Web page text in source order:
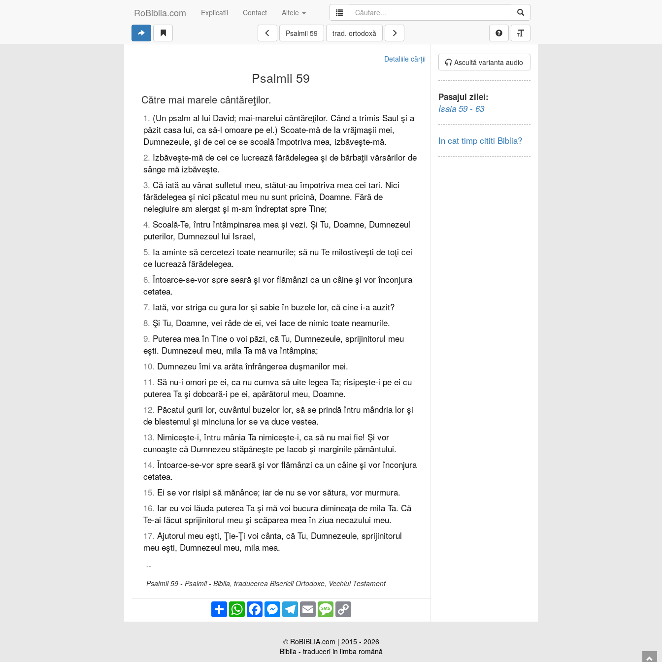
RoBiblia.com Explicatii Contact Altele
Psalmii 59 trad. ortodoxă
Detaliile cărții
Psalmii 59
Către mai marele cântăreţilor.
1. (Un psalm al lui David; mai-marelui cântăreţilor. Când a trimis Saul şi a
păzit casa lui, ca să-l omoare pe el.) Scoate-mă de la vrăjmaşii mei,
Dumnezeule, şi de cei ce se scoală împotriva mea, izbăveşte-mă.
2. Izbăveşte-mă de cei ce lucrează fărădelegea şi de bărbaţii vărsărilor de
sânge mă izbăveşte.
3. Că iată au vânat sufletul meu, stătut-au împotriva mea cei tari. Nici
fărădelegea şi nici păcatul meu nu sunt pricină, Doamne. Fără de
nelegiuire am alergat şi m-am îndreptat spre Tine;
4. Scoală-Te, întru întâmpinarea mea şi vezi. Şi Tu, Doamne, Dumnezeul
puterilor, Dumnezeul lui Israel,
5. Ia aminte să cercetezi toate neamurile; să nu Te milostiveşti de toţi cei
ce lucrează fărădelegea.
6. Întoarce-se-vor spre seară şi vor flămânzi ca un câine şi vor înconjura
cetatea.
7. Iată, vor striga cu gura lor şi sabie în buzele lor, că cine i-a auzit?
8. Şi Tu, Doamne, vei râde de ei, vei face de nimic toate neamurile.
9. Puterea mea în Tine o voi păzi, că Tu, Dumnezeule, sprijinitorul meu
eşti. Dumnezeul meu, mila Ta mă va întâmpina;
10. Dumnezeu îmi va arăta înfrângerea duşmanilor mei.
11. Să nu-i omori pe ei, ca nu cumva să uite legea Ta; risipeşte-i pe ei cu
puterea Ta şi doboară-i pe ei, apărătorul meu, Doamne.
12. Păcatul gurii lor, cuvântul buzelor lor, să se prindă întru mândria lor şi
de blestemul şi minciuna lor se va duce vestea.
13. Nimiceşte-i, întru mânia Ta nimiceşte-i, ca să nu mai fie! Şi vor
cunoaşte că Dumnezeu stăpâneşte pe Iacob şi marginile pământului.
14. Întoarce-se-vor spre seară şi vor flămânzi ca un câine şi vor înconjura
cetatea.
15. Ei se vor risipi să mănânce; iar de nu se vor sătura, vor murmura.
16. Iar eu voi lăuda puterea Ta şi mă voi bucura dimineaţa de mila Ta. Că
Te-ai făcut sprijinitorul meu şi scăparea mea în ziua necazului meu.
17. Ajutorul meu eşti, Ţie-Ţi voi cânta, că Tu, Dumnezeule, sprijinitorul
meu eşti, Dumnezeul meu, mila mea.
--
Psalmii 59 - Psalmii - Biblia, traducerea Bisericii Ortodoxe, Vechiul Testament
PartajareWhatsAppFacebookMessengerTelegram
EmailMessageCopy
Link
Ascultă varianta audio
Pasajul zilei:
Isaia 59 - 63
In cat timp cititi Biblia?
© RoBIBLIA.com | 2015 - 2026
Biblia - traduceri in limba română